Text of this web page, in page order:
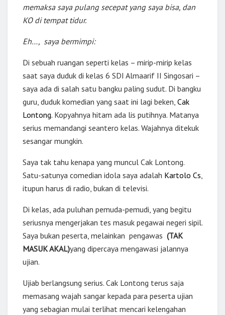
memaksa saya pulang secepat yang saya bisa, dan
KO di tempat tidur.
Eh…, saya bermimpi:
Di sebuah ruangan seperti kelas – mirip-mirip kelas
saat saya duduk di kelas 6 SDI Almaarif II Singosari –
saya ada di salah satu bangku paling sudut. Di bangku
guru, duduk komedian yang saat ini lagi beken, Cak
Lontong. Kopyahnya hitam ada lis putihnya. Matanya
serius memandangi seantero kelas. Wajahnya ditekuk
sesangar mungkin.
Saya tak tahu kenapa yang muncul Cak Lontong.
Satu-satunya comedian idola saya adalah Kartolo Cs,
itupun harus di radio, bukan di televisi.
Di kelas, ada puluhan pemuda-pemudi, yang begitu
seriusnya mengerjakan tes masuk pegawai negeri sipil.
Saya bukan peserta, melainkan pengawas (TAK
MASUK AKAL)yang dipercaya mengawasi jalannya
ujian.
Ujiab berlangsung serius. Cak Lontong terus saja
memasang wajah sangar kepada para peserta ujian
yang sebagian mulai terlihat mencari kelengahan